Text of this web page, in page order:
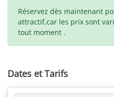
Réservez dès maintenant
attractif,car les prix sont
tout moment .
Dates et Tarifs